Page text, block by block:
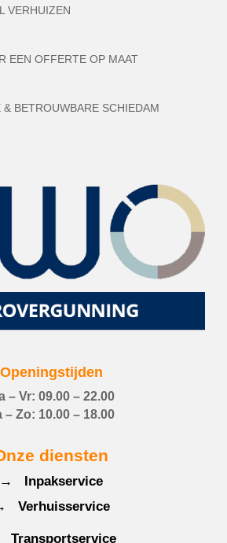
VERHUIZEN
EEN OFFERTE OP MAAT
& BETROUWBARE SCHIEDAM
Openingstijden
– Vr: 09.00 – 22.00
– Zo: 10.00 – 18.00
diensten
→ Inpakservice
Verhuisservice